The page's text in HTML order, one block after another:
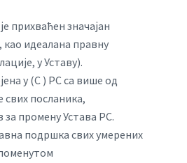
прихваћен значајан
идеалана правну
у Уставу).
у (С ) РС са више од
посланика,
промену Устава РС.
подршка свих умерених